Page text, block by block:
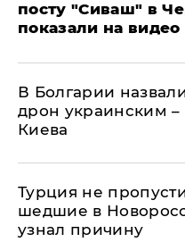
посту "Сиваш" в
показали на видео
В Болгарии
дрон украинским –
Киева
Турция не
шедшие в
узнал причину